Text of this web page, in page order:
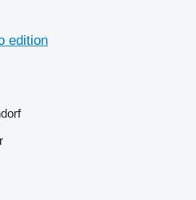
edition